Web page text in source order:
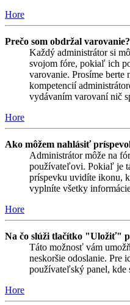
Hore
Prečo som obdržal varovanie?
Každý administrátor si
svojom fóre, pokiaľ ich
varovanie. Prosíme berte
kompetencií
vydávaním varovaní nič
Hore
Ako môžem nahlásiť
Administrátor môže na
používateľovi. Pokiaľ je
príspevku uvidíte ikonu,
vyplníte všetky
Hore
Na čo slúži tlačítko "Uložiť"
Táto možnosť vám
neskoršie odoslanie. Pre
používateľský panel, kde
Hore